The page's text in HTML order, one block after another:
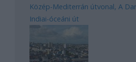
Közép-Mediterrán útvonal, A
Indiai-óceáni út